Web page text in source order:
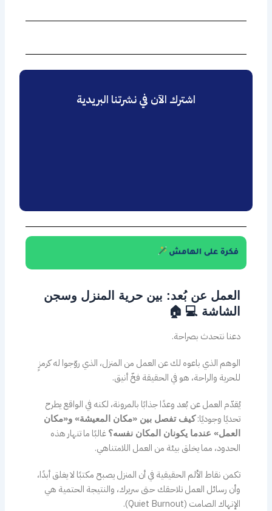
اشترك الآن في نشرتنا البريدية
العمل عن بُعد: بين حرية المنزل وسجن
الشاشة 💻 🏠
دعنا نتحدث بصراحة.
الوهم الذي باعوه لك عن العمل من المنزل، الذي روّجوا له كرمزٍ
للحرية والراحة، هو في الحقيقة فخّ أنيق.
يُقدّم العمل عن بُعد وعدًا جذابًا بالمرونة، لكنه في الواقع يطرح
تحديًا وجوديًا:كيف تفصل بين «مكان المعيشة» و«مكان
العمل» عندما يكونان المكان نفسه؟ غالبًا ما تنهار هذه
الحدود، مما يخلق بيئة من العمل اللامتناهي.
تكمن نقاط الألم الحقيقية في أن المنزل يصبح مكتبًا لا يغلق أبدًا،
وأن رسائل العمل تلاحقك حتى سريرك، والنتيجة الحتمية هي
الإنهاك الصامت (Quiet Burnout).